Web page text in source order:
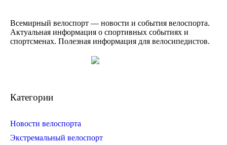
Всемирный велоспорт — новости и события велоспорта.
Актуальная информация о спортивных событиях и
спортсменах. Полезная информация для велосипедистов.
Категории
Новости велоспорта
Экстремальный велоспорт